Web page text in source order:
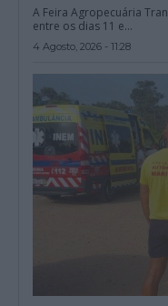
A Feira Agropecuária
entre os dias 11 e...
4 Agosto, 2026 - 11:28